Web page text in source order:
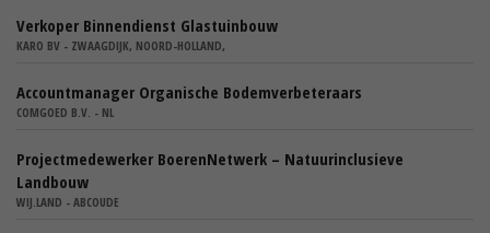
Verkoper Binnendienst Glastuinbouw
KARO BV - ZWAAGDIJK, NOORD-HOLLAND,
Accountmanager Organische Bodemverbeteraars
COMGOED B.V. - NL
Projectmedewerker BoerenNetwerk – Natuurinclusieve
Landbouw
WIJ.LAND - ABCOUDE